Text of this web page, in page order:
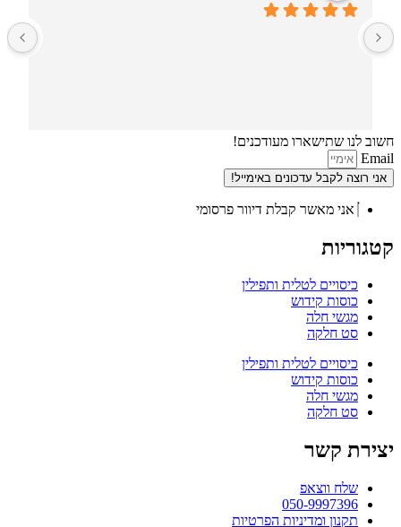
חשוב לנו שתישארו מעודכנים!
Email
אני רוצה לקבל עדכונים באימייל!
אני מאשר קבלת דיוור פרסומי
קטגוריות
כיסויים לטלית ותפילין
כוסות קידוש
מגשי חלה
סט חלקה
כיסויים לטלית ותפילין
כוסות קידוש
מגשי חלה
סט חלקה
יצירת קשר
שלח ווצאפ
050-9997396
תקנון ומדיניות הפרטיות